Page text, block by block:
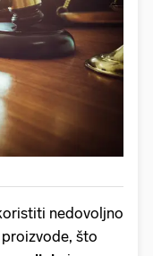
nedovoljno
što